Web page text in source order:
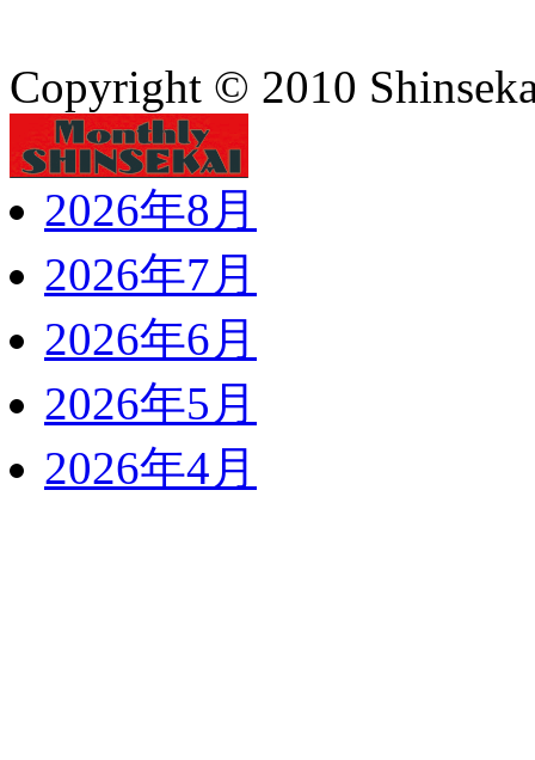
Copyright © 2010
2026年8月
2026年7月
2026年6月
2026年5月
2026年4月